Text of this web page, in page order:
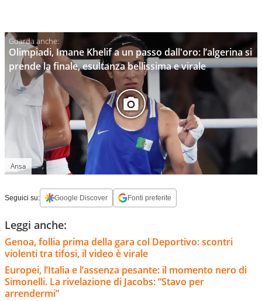
Olimpiadi, Imane Khelif a un passo dall'oro: l’algerina si
prende la finale, esultanza bellissima e virale
Ansa
Seguici su: Google Discover Fonti preferite
Leggi anche:
Genoa, follia prima della gara col Deportivo: scontri
violenti tra tifosi, il video è virale
Europei, l’Italia e l’assenza pesante: il momento nero di
Simonelli. La rivelazione di Jacobs: “Stavo per
arrendermi”